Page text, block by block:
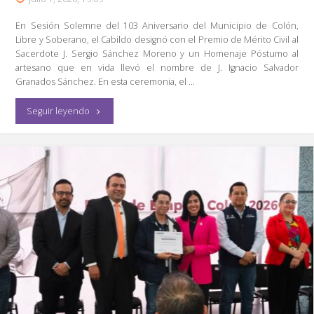
En Sesión Solemne del 103 Aniversario del Municipio de Colón,
Libre y Soberano, el Cabildo designó con el Premio de Mérito Civil al
Sacerdote J. Sergio Sánchez Moreno y un Homenaje Póstumo al
artesano que en vida llevó el nombre de J. Ignacio Salvador
Granados Sánchez. En esta ceremonia, el …
Seguir leyendo"Reconoce
Artesano"